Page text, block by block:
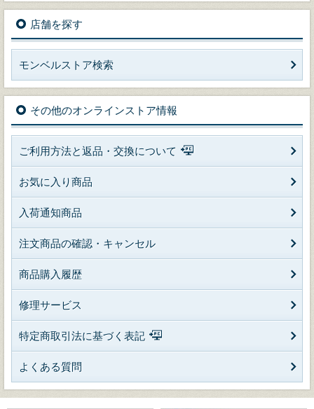
店舗を探す
モンベルストア検索
その他のオンラインストア情報
ご利用方法と返品・交換について
お気に入り商品
入荷通知商品
注文商品の確認・キャンセル
商品購入履歴
修理サービス
特定商取引法に基づく表記
よくある質問